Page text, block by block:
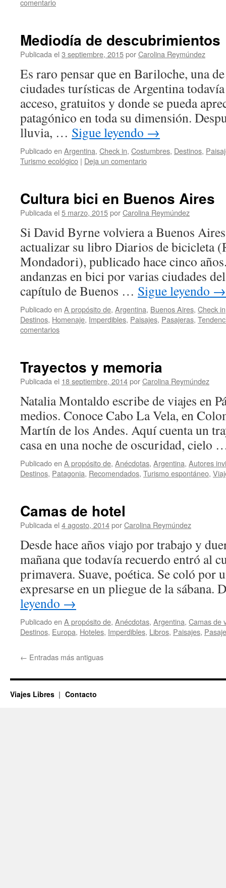
comentario
Mediodía de descubrimientos
Publicada el 3 septiembre, 2015porCarolina Reymúndez
Es raro pensar que en Bariloche, una
ciudades turísticas de Argentina
acceso, gratuitos y donde se pueda
patagónico en toda su dimensión.
lluvia, … Sigue leyendo →
Publicado en Argentina, Check in, Costumbres, Destinos,
Turismo ecológico | Deja un comentario
Cultura bici en Buenos Aires
Publicada el 5 marzo, 2015porCarolina Reymúndez
Si David Byrne volviera a Buenos
actualizar su libro Diarios de bicicleta
Mondadori), publicado hace cinco
andanzas en bici por varias ciudades
capítulo de Buenos … Sigue leyendo →
Publicado en A propósito de, Argentina, Buenos Aires, Check in
Destinos, Homenaje, Imperdibles, Paisajes, Pasajeras,
comentarios
Trayectos y memoria
Publicada el 18 septiembre, 2014porCarolina Reymúndez
Natalia Montaldo escribe de viajes en
medios. Conoce Cabo La Vela, en
Martín de los Andes. Aquí cuenta un
casa en una noche de oscuridad, cielo
Publicado en A propósito de, Anécdotas, Argentina, Autores
Destinos, Patagonia, Recomendados, Turismo espontáneo,
Camas de hotel
Publicada el 4 agosto, 2014porCarolina Reymúndez
Desde hace años viajo por trabajo y
mañana que todavía recuerdo entró al
primavera. Suave, poética. Se coló por
expresarse en un pliegue de la sábana.
leyendo →
Publicado en A propósito de, Anécdotas, Argentina, Camas de
Destinos, Europa, Hoteles, Imperdibles, Libros, Paisajes,
← Entradas más antiguas
Viajes Libres Contacto